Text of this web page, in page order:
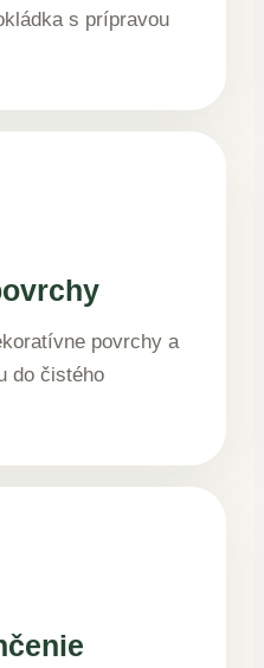
s prípravou
povrchy a
do čistého